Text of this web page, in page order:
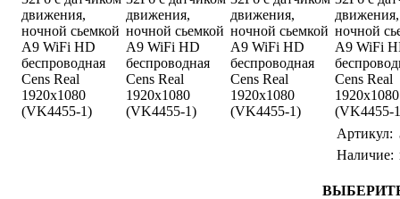
Артикул:
Наличие: